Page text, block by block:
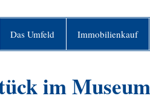
Das Umfeld Immobilienkauf
im